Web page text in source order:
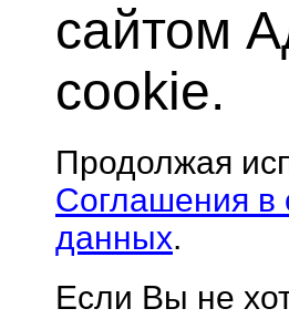
сайтом
cookie.
Продолжая
Соглашения в
данных.
Если Вы не